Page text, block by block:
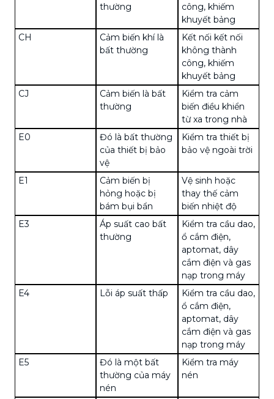
thường
công, khiếm
khuyết bảng
CH
Cảm biến khí là
bất thường
Kết nối kết nối
không thành
công, khiếm
khuyết bảng
CJ
Cảm biến là bất
thường
Kiểm tra cảm
biến điều khiển
từ xa trong nhà
E0
Đó là bất thường
của thiết bị bảo
vệ
Kiểm tra thiết bị
bảo vệ ngoài trời
E1
Cảm biến bị
hỏng hoặc bị
bám bụi bẩn
Vệ sinh hoặc
thay thế cảm
biến nhiệt độ
E3
Áp suất cao bất
thường
Kiểm tra cầu dao,
ổ cắm điện,
aptomat, dây
cắm điện và gas
nạp trong máy
E4
Lỗi áp suất thấp
Kiểm tra cầu dao,
ổ cắm điện,
aptomat, dây
cắm điện và gas
nạp trong máy
E5
Đó là một bất
thường của máy
nén
Kiểm tra máy
nén